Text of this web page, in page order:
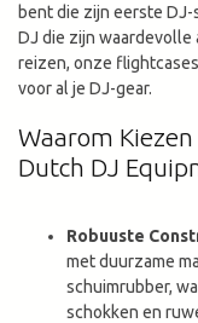
bent die zijn eerste
DJ die zijn
reizen, onze
voor al je DJ-gear.
Waarom
Dutch DJ
Robuuste
met duurzame
schuimrubber,
schokken en